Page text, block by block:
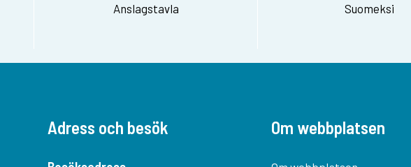
Anslagstavla Suomeksi
Adress och besök Om webbplatsen